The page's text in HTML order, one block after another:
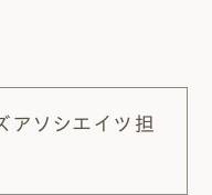
アソシエイツ担